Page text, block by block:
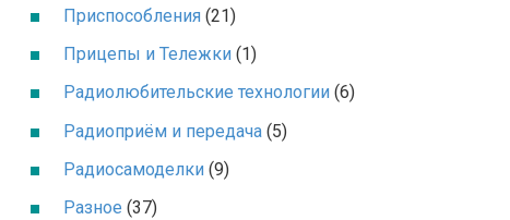
Приспособления (21)
Прицепы и Тележки (1)
Радиолюбительские технологии (6)
Радиоприём и передача (5)
Радиосамоделки (9)
Разное (37)